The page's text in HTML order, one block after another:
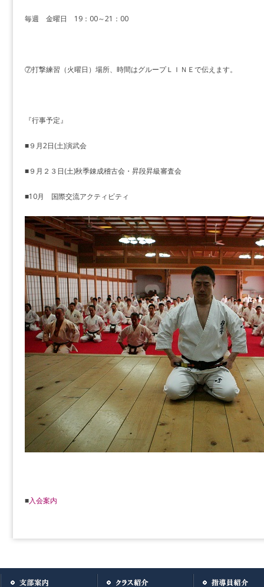
毎週 金曜日 19：00～21：00
⑦打撃練習（火曜日）場所、時間はグループＬＩＮＥで伝えます。
『行事予定』
■９月2日(土)演武会
■９月２３日(土)秋季錬成稽古会・昇段昇級審査会
■10月 国際交流アクティビティ
■入会案内